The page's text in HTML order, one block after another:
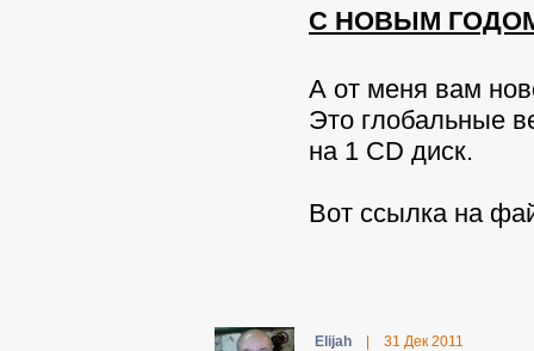
С НОВЫМ
А от меня вам
Это глобальные
на 1 CD диск.
Вот ссылка на
Elijah 31 Дек 2011